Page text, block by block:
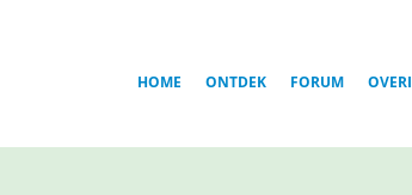
HOME ONTDEK FORUM